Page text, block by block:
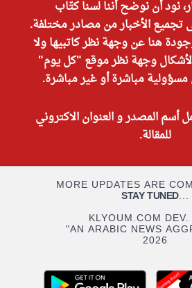
نود أن نوضح أننا لسنا كتّاب
تجميع الأخبار من مصادر مختلفة.
هنا عن وجهة نظر كاتبيها ولا
وجهة نظر موقع "كل يوم"
مسؤولية مباشرة أو غير مباشرة.
أسم المصدر و العنوان الاكتروني
للمقالة.
MORE UPDATES ARE
STAY TUNED...
KLYOUM.COM
"AN ARABIC NEWS
2026